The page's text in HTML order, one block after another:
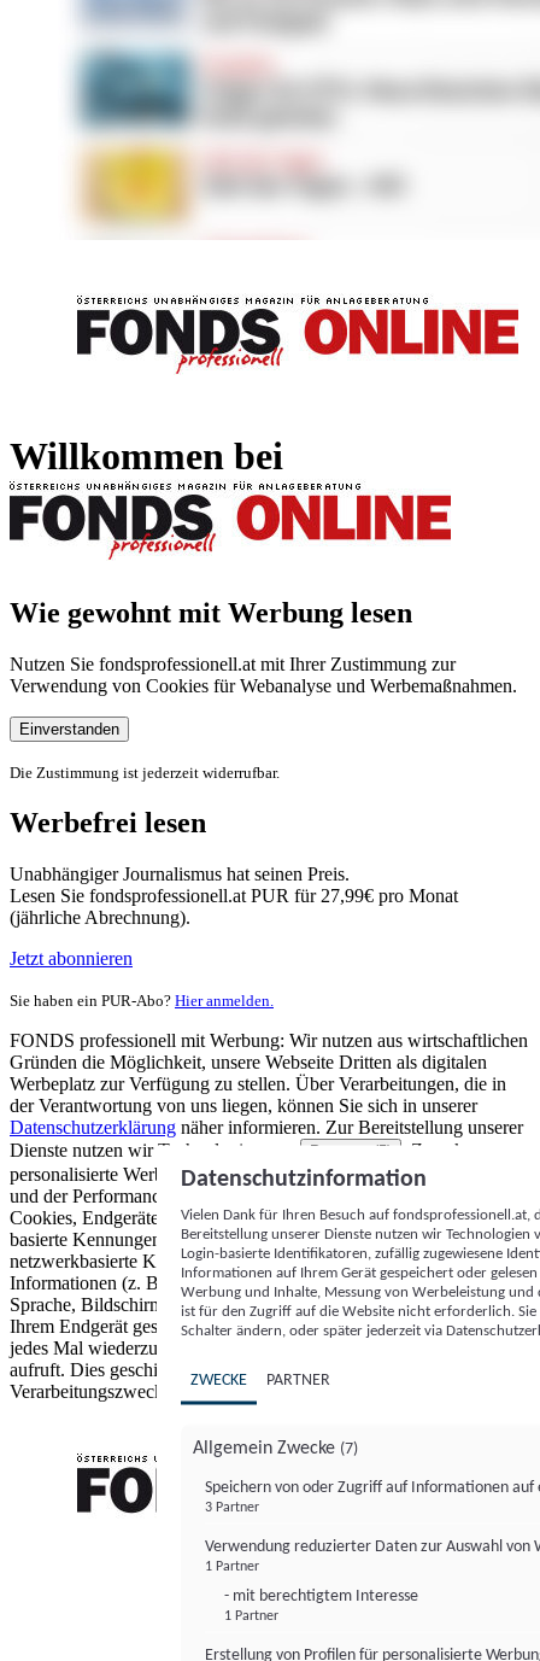
Willkommen bei
Wie gewohnt mit Werbung lesen
Nutzen Sie fondsprofessionell.at mit Ihrer Zustimmung zur
Verwendung von Cookies für Webanalyse und Werbemaßnahmen.
Einverstanden
Die Zustimmung ist jederzeit widerrufbar.
Werbefrei lesen
Unabhängiger Journalismus hat seinen Preis.
Lesen Sie fondsprofessionell.at PUR für 27,99€ pro Monat
(jährliche Abrechnung).
Jetzt abonnieren
Sie haben ein PUR-Abo? Hier anmelden.
FONDS professionell mit Werbung: Wir nutzen aus wirtschaftlichen
Gründen die Möglichkeit, unsere Webseite Dritten als digitalen
Werbeplatz zur Verfügung zu stellen. Über Verarbeitungen, die in
der Verantwortung von uns liegen, können Sie sich in unserer
Datenschutzerklärung näher informieren. Zur Bereitstellung unserer
Dienste nutzen wir Technologien von
Partnern (5)
. Zwecke:
personalisierte Werbung und Inhalte, Messung von Werbeleistung
und der Performance von Inhalten sowie Zielgruppenforschung.
Cookies, Endgeräte- oder ähnliche Online-Kennungen (z. B. login-
basierte Kennungen, zufällig generierte Kennungen,
netzwerkbasierte Kennungen) können zusammen mit anderen
Informationen (z. B. Browsertyp und Browserinformationen,
Sprache, Bildschirmgröße, unterstützte Technologien usw.) auf
Ihrem Endgerät gespeichert oder von dort ausgelesen werden, um es
jedes Mal wiederzuerkennen, wenn es eine App oder einer Webseite
aufruft. Dies geschieht für einen oder mehrere der hier aufgeführten
Verarbeitungszwecke.
Datenschutzinformation
Vielen Dank für Ihren Besuch auf
Bereitstellung unserer Dienste nutzen wir Technologien
Login-basierte Identifikatoren, zufällig zugewiesene
Informationen auf Ihrem Gerät gespeichert oder
Werbung und Inhalte, Messung von Werbeleistung
ist für den Zugriff auf die Website nicht erforderlich.
Schalter ändern, oder später jederzeit via
ZWECKE PARTNER
Allgemein Zwecke (7)
Speichern von oder Zugriff auf Informationen auf
3 Partner
Verwendung reduzierter Daten zur Auswahl von
1 Partner
- mit berechtigtem Interesse
1 Partner
Erstellung von Profilen für personalisierte
FONDS professionell